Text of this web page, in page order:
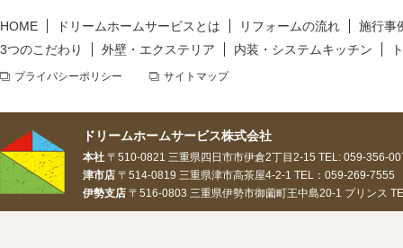
HOME ドリームホームサービスとは リフォームの流れ
施行事
3つのこだわり
外壁・エクステリア 内装・システムキッチン
プライバシーポリシー サイトマップ
ドリームホームサービス株式会社
本社 〒510-0821 三重県四日市市伊倉2丁目2-15 TEL: 059-356-
津市店 〒514-0819 三重県津市高茶屋4-2-1 TEL：059-269-
伊勢支店 〒516-0803 三重県伊勢市御薗町王中島20-1 プリンス